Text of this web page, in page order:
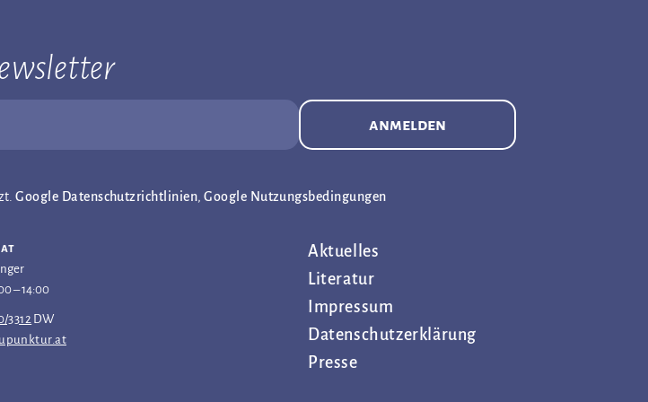
anmelden
Google Datenschutzrichtlinien,Google Nutzungsbedingungen
– 14:00
3312 DW
Aktuelles
Literatur
Impressum
Datenschutz­erklärung
Presse